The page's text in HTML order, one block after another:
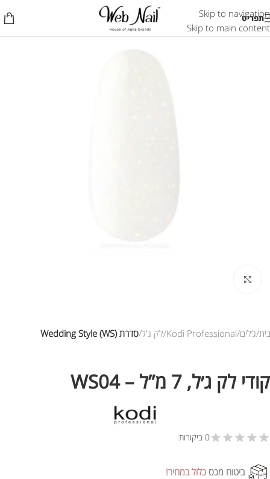
Skip to navigation
Skip to main content
תפריט
אזל המלאי
לחץ להגדלת התמונה
ג’לים Kodi Professional לק ג'ל סדרת Wedding Style (WS)
קודי לק ג׳ל, 7 מ”ל – WS04
0 ביקורות
ביטוח מכס כלול במחיר!